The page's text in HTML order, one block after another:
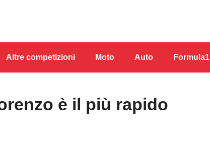
Altre competizioni Moto Auto Formula1
è il più rapido